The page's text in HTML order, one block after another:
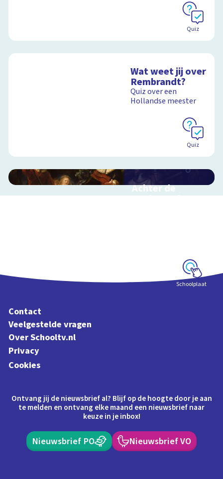
Schoolplaat
Quiz
Wat weet jij over
Rembrandt?
Quiz over een
Hollandse meester
Quiz
Achter de
Nachtwacht
Schoolplaat
Contact
Veelgestelde vragen
Over Schooltv.nl
Privacy
Cookies
Ontvang jij de nieuwsbrief al? Blijf op de hoogte door je aan
te melden en ontvang elke maand een nieuwsbrief naar
keuze in je inbox!
Nieuwsbrief PO Nieuwsbrief VO